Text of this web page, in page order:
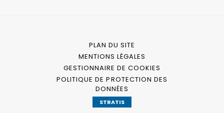
PLAN DU SITE
MENTIONS LÉGALES
GESTIONNAIRE DE COOKIES
POLITIQUE DE PROTECTION DES
DONNÉES
STRATIS